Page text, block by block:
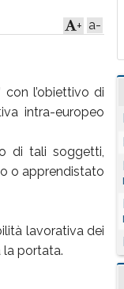
a-
+
con l’obiettivo di
intra-europeo
di tali soggetti,
o apprendistato
lavorativa dei
la portata.